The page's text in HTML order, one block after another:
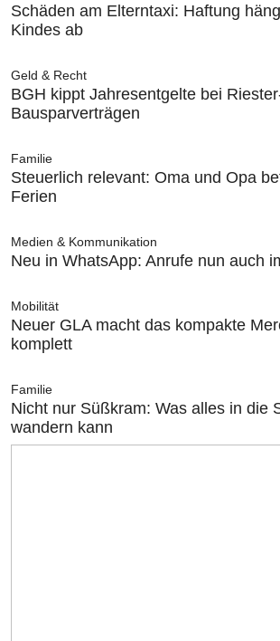
Schäden am Elterntaxi: Haftung
Kindes ab
Geld & Recht
BGH kippt Jahresentgelte bei
Bausparverträgen
Familie
Steuerlich relevant: Oma und Opa
Ferien
Medien & Kommunikation
Neu in WhatsApp: Anrufe nun auch
Mobilität
Neuer GLA macht das kompakte
komplett
Familie
Nicht nur Süßkram: Was alles in die
wandern kann